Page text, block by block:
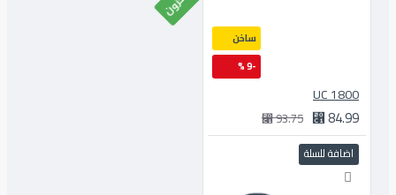
93.75 ⃁
اضافة للسلة